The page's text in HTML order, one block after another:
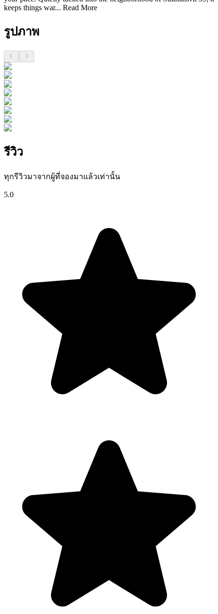
keeps things war... Read More
รูปภาพ
รีวิว
ทุกรีวิวมาจากผู้ที่จองมาแล้วเท่านั้น
5.0